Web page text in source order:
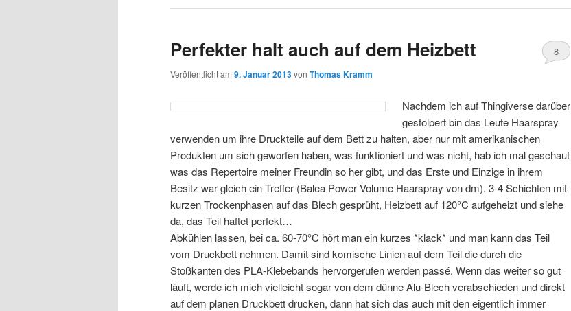
Perfekter halt auch auf dem Heizbett
Veröffentlicht am 9. Januar 2013von Thomas Kramm
8
Nachdem ich auf Thingiverse darüber
gestolpert bin das Leute Haarspray
verwenden um ihre Druckteile auf dem Bett zu halten, aber nur mit amerikanischen
Produkten um sich geworfen haben, was funktioniert und was nicht, hab ich mal geschaut
was das Repertoire meiner Freundin so her gibt, und das Erste und Einzige in ihrem
Besitz war gleich ein Treffer (Balea Power Volume Haarspray von dm). 3-4 Schichten mit
kurzen Trockenphasen auf das Blech gesprüht, Heizbett auf 120°C aufgeheizt und siehe
da, das Teil haftet perfekt…
Abkühlen lassen, bei ca. 60-70°C hört man ein kurzes *klack* und man kann das Teil
vom Druckbett nehmen. Damit sind komische Linien auf dem Teil die durch die
Stoßkanten des PLA-Klebebands hervorgerufen werden passé. Wenn das weiter so gut
läuft, werde ich mich vielleicht sogar von dem dünne Alu-Blech verabschieden und direkt
auf dem planen Druckbett drucken, dann hat sich das auch mit den eigentlich immer